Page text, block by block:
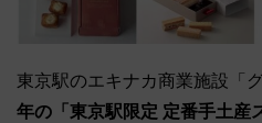
東京駅のエキナカ商業施設「
年の「東京駅限定 定番手土産